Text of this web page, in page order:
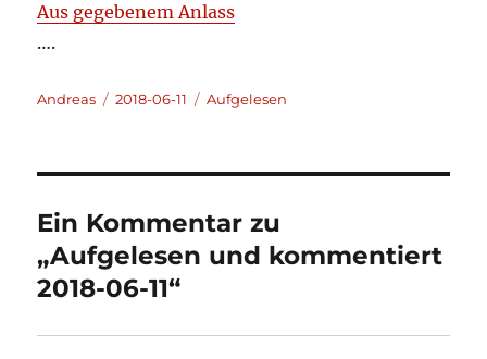
Aus gegebenem Anlass
….
Autor
Andreas
Veröffentlicht
2018-06-11 Kategorien
Aufgelesen
Ein Kommentar zu
„Aufgelesen und kommentiert
2018-06-11“